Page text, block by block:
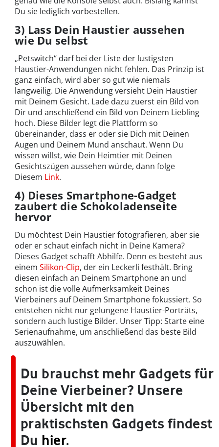
Du sie lediglich vorbestellen.
3) Lass Dein Haustier aussehen
wie Du selbst
„Petswitch“ darf bei der Liste der lustigsten
Haustier-Anwendungen nicht fehlen. Das Prinzip ist
ganz einfach, wird aber so gut wie niemals
langweilig. Die Anwendung versieht Dein Haustier
mit Deinem Gesicht. Lade dazu zuerst ein Bild von
Dir und anschließend ein Bild von Deinem Liebling
hoch. Diese Bilder legt die Plattform so
übereinander, dass er oder sie Dich mit Deinen
Augen und Deinem Mund anschaut. Wenn Du
wissen willst, wie Dein Heimtier mit Deinen
Gesichtszügen aussehen würde, dann folge
Diesem Link.
4) Dieses Smartphone-Gadget
zaubert die Schokoladenseite
hervor
Du möchtest Dein Haustier fotografieren, aber sie
oder er schaut einfach nicht in Deine Kamera?
Dieses Gadget schafft Abhilfe. Denn es besteht aus
einem Silikon-Clip, der ein Leckerli festhält. Bring
diesen einfach an Deinem Smartphone an und
schon ist die volle Aufmerksamkeit Deines
Vierbeiners auf Deinem Smartphone fokussiert. So
entstehen nicht nur gelungene Haustier-Porträts,
sondern auch lustige Bilder. Unser Tipp: Starte eine
Serienaufnahme, um anschließend das beste Bild
auszuwählen.
Du brauchst mehr Gadgets für
Deine Vierbeiner? Unsere
Übersicht mit den
praktischsten Gadgets findest
Du hier.